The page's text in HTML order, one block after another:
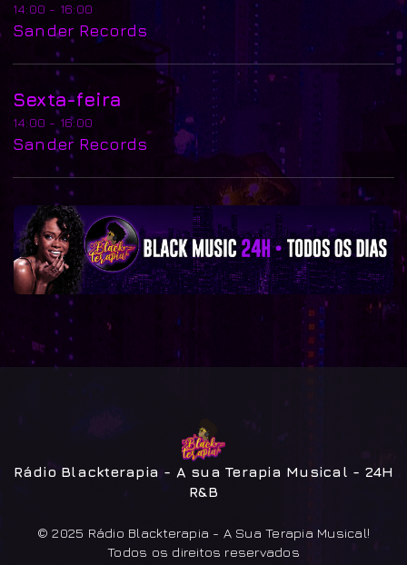
14:00 - 16:00
Sander Records
Sexta-feira
14:00 - 16:00
Sander Records
Rádio Blackterapia - A sua Terapia Musical - 24H
R&B
© 2025 Rádio Blackterapia - A Sua Terapia Musical!
Todos os direitos reservados